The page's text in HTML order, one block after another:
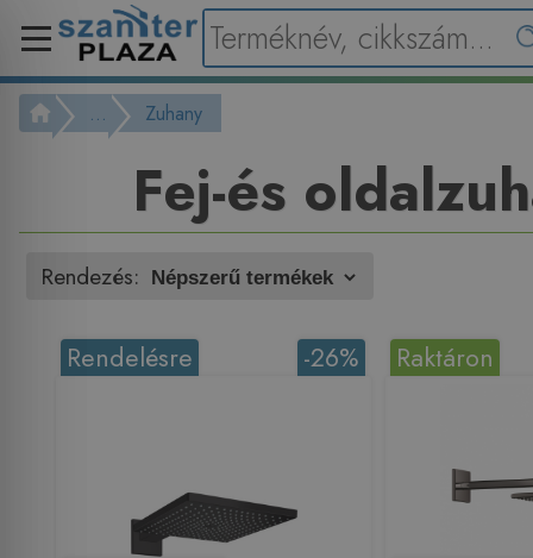
... Zuhany
Fej-és
Rendezés:
-26%
Rendelésre Raktáron